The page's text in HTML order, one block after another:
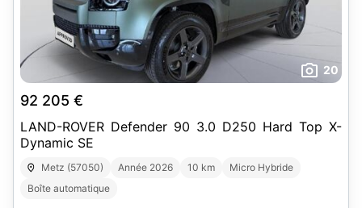
20
92 205 €
LAND-ROVER Defender 90 3.0 D250 Hard Top X-
Dynamic SE
Metz (57050) Année 2026 10 km
Micro Hybride
Boîte automatique